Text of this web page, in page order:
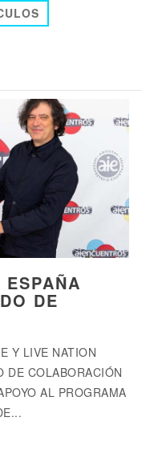
DE
Y LIVE NATION
DE COLABORACIÓN
AL PROGRAMA